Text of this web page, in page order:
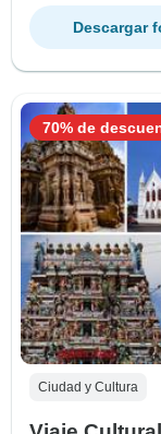
Descargar
Ciudad y Cultura
70% de